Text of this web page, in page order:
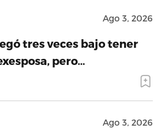
Ago 3, 2026
tres veces bajo tener
pero…
Ago 3, 2026